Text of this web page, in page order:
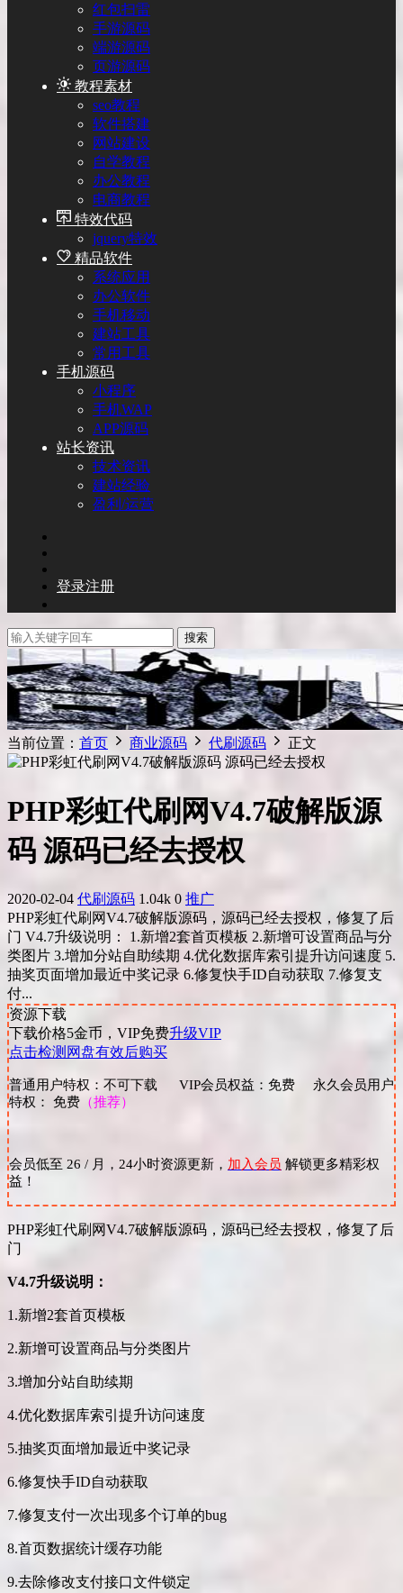
红包扫雷
手游源码
端游源码
页游源码
教程素材
seo教程
软件搭建
网站建设
自学教程
办公教程
电商教程
特效代码
jquery特效
精品软件
系统应用
办公软件
手机移动
建站工具
常用工具
手机源码
小程序
手机WAP
APP源码
站长资讯
技术资讯
建站经验
盈利/运营
登录注册
搜索
当前位置： 首页 商业源码 代刷源码 正文
PHP彩虹代刷网V4.7破解版源
码 源码已经去授权
2020-02-04 代刷源码 1.04k 0 推广
PHP彩虹代刷网V4.7破解版源码，源码已经去授权，修复了后
门 V4.7升级说明： 1.新增2套首页模板 2.新增可设置商品与分
类图片 3.增加分站自助续期 4.优化数据库索引提升访问速度 5.
抽奖页面增加最近中奖记录 6.修复快手ID自动获取 7.修复支
付...
资源下载
下载价格5金币，VIP免费升级VIP
点击检测网盘有效后购买
普通用户特权：不可下载 VIP会员权益：免费 永久会员用户
特权： 免费 （推荐）
会员低至 26 / 月，24小时资源更新， 加入会员 解锁更多精彩权
益！
PHP彩虹代刷网V4.7破解版源码，源码已经去授权，修复了后
门
V4.7升级说明：
1.新增2套首页模板
2.新增可设置商品与分类图片
3.增加分站自助续期
4.优化数据库索引提升访问速度
5.抽奖页面增加最近中奖记录
6.修复快手ID自动获取
7.修复支付一次出现多个订单的bug
8.首页数据统计缓存功能
9.去除修改支付接口文件锁定